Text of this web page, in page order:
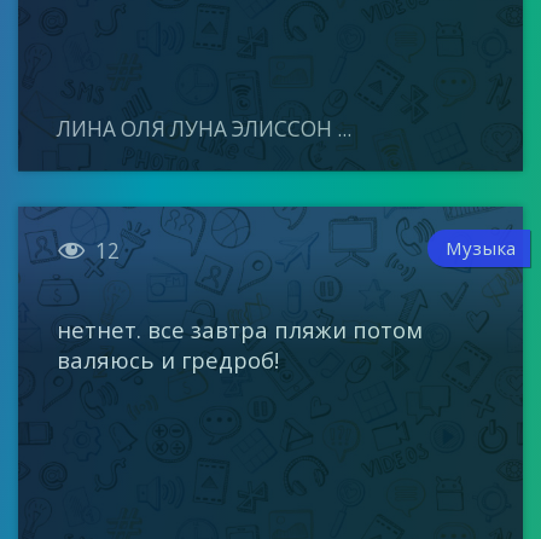
ЛИНА ОЛЯ ЛУНА ЭЛИССОН ...
 12 Музыка
нетнет. все завтра пляжи потом
валяюсь и гредроб!